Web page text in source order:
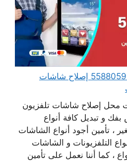
فني تصليح تلفزيونات 55880595 إصلاح شاشات
محل إصلاح شاشات تلفزيون
و تبديل كافة أنواع
، تأمين أجود أنواع الشاشات
التلفزيونات و الشاشات
، كما أننا نعمل على تأمين